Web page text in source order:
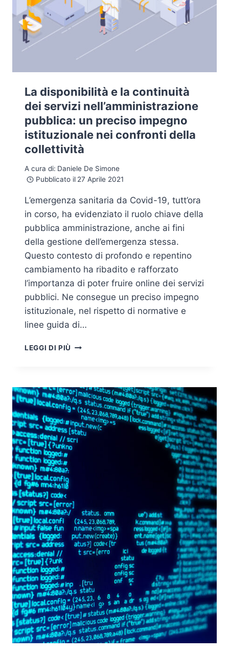
La disponibilità e la continuità
dei servizi nell’amministrazione
pubblica: un preciso impegno
istituzionale nei confronti della
collettività
A cura di: Daniele De Simone
Pubblicato il 27 Aprile 2021
L’emergenza sanitaria da Covid-19, tutt’ora
in corso, ha evidenziato il ruolo chiave della
pubblica amministrazione, anche ai fini
della gestione dell’emergenza stessa.
Questo contesto di profondo e repentino
cambiamento ha ribadito e rafforzato
l’importanza di poter fruire online dei servizi
pubblici. Ne consegue un preciso impegno
istituzionale, nel rispetto di normative e
linee guida di…
LEGGI DI PIÙ LA
CONTINUITÀ
DEI
SERVIZI
NELL’AMMINISTRAZIONE
PUBBLICA:
UN
PRECISO
DELLA
COLLETTIVITÀ